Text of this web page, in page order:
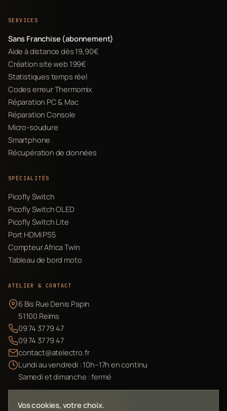
SERVICES
Sans Franchise (abonnement)
Aide à distance dès 19,90€
Création site web 199€
Statistiques temps réel
Codes erreur Thermomix
Réparation PC & Mac
Réparation Console
Micro-soudure
Smartphone
Récupération de données
SPÉCIALITÉS
Picofly Switch
Picofly Switch OLED
Picofly Switch Lite
Port HDMI PS5
Compteur Africa Twin
Tableau de bord moto
ATELIER & CONTACT
6 Bis Rue Denis Papin
51100 Reims
09 74 37 79 47
09 74 37 79 47
contact@atelectro.fr
Lundi au vendredi : 10h–17h en continu
Samedi et dimanche : fermé
Envoyer mon matériel
Vos cookies, votre choix.